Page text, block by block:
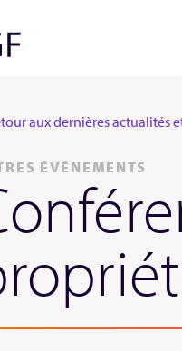
aux dernières actualités
ÉVÉNEMENTS